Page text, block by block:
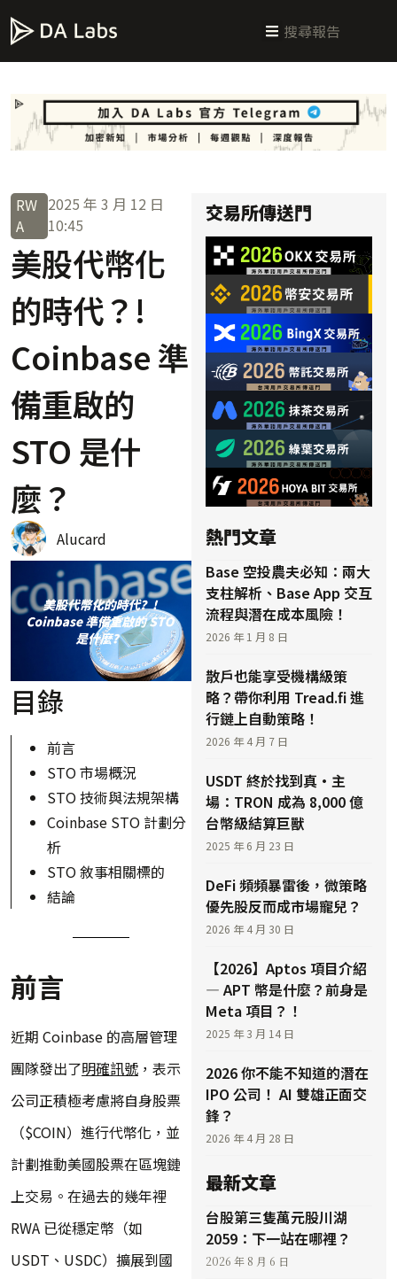
RW
A
2025 年 3 月 12 日
10:45
美股代幣化
的時代？!
Coinbase 準
備重啟的
STO 是什
麼？
Alucard
目錄
前言
STO 市場概況
STO 技術與法規架構
Coinbase STO 計劃分
析
STO 敘事相關標的
結論
前言
近期 Coinbase 的高層管理
團隊發出了明確訊號 ，表示
公司正積極考慮將自身股票
（$COIN）進行代幣化，並
計劃推動美國股票在區塊鏈
上交易。在過去的幾年裡
RWA 已從穩定幣（如
USDT、USDC）擴展到國
交易所傳送門
熱門文章
Base 空投農夫必知：兩大
支柱解析、Base App 交互
流程與潛在成本風險！
2026 年 1 月 8 日
散戶也能享受機構級策
略？帶你利用 Tread.fi 進
行鏈上自動策略！
2026 年 4 月 7 日
USDT 終於找到真·主
場：TRON 成為 8,000 億
台幣級結算巨獸
2025 年 6 月 23 日
DeFi 頻頻暴雷後，微策略
優先股反而成市場寵兒？
2026 年 4 月 30 日
【2026】Aptos 項目介紹
— APT 幣是什麼？前身是
Meta 項目？！
2025 年 3 月 14 日
2026 你不能不知道的潛在
IPO 公司！ AI 雙雄正面交
鋒？
2026 年 4 月 28 日
最新文章
台股第三隻萬元股川湖
2059：下一站在哪裡？
2026 年 8 月 6 日